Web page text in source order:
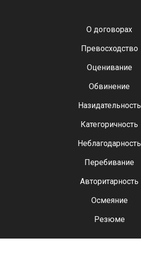
О договорах
Превосходство
Оценивание
Обвинение
Назидательность
Категоричность
Неблагодарность
Перебивание
Авторитарность
Осмеяние
Резюме